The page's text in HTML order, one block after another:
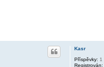
Kasr
Příspěvky: 1
Registrován: